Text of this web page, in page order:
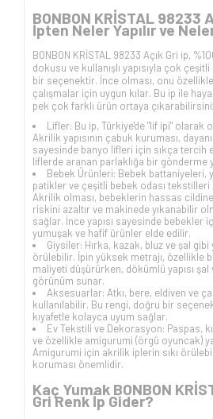
BONBON KRİSTAL 98233
İpten Neler Yapılır ve
BONBON KRİSTAL 98233 Açık Gri ip,
dokusu ve kullanışlı yapısıyla çok
bir seçenektir. İnce olması, onu
çalışmalar için uygun kılar. Bu ip ile
pek çok farklı ürün ortaya
Lifler: Bu ip, Türkiye'de "lif ipi" olarak
Akrilik yapısının çabuk kuruması,
sayesinde banyo lifleri için sıkça tercih
liflerde aranan parlaklığa bir gönderme
Bebek Ürünleri: Bebek battaniyeleri,
patikler ve çeşitli bebek odası
Akrilik olması, bebeklerin hassas
riskini azaltır ve makinede yıkanabilir
sağlar. İnce yapısı sayesinde bebekler
yumuşak ve hafif ürünler elde edilir.
Giysiler: Hırka, kazak, bluz ve şal
örülebilir. İpin yüksek metrajı, özellikle
maliyeti düşürürken, dökümlü yapısı
görünüm sunar.
Aksesuarlar: Atkı, bere, eldiven ve
kullanılabilir. Bu rengi, doğru bir
kıyafetle kolayca uyum sağlar.
Ev Tekstili ve Dekorasyon: Paspas,
ve özellikle amigurumi (örgü oyuncak)
Amigurumi için akrilik iplerin sıkı
koruması önemlidir.
Kaç Yumak BONBON
Gri Renk İp Gider?